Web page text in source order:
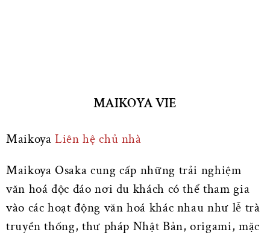
MAIKOYA VIE
MaikoyaLiên hệ chủ nhà
Maikoya Osaka cung cấp những trải nghiệm
văn hoá độc đáo nơi du khách có thể tham gia
vào các hoạt động văn hoá khác nhau như lễ trà
truyền thống, thư pháp Nhật Bản, origami, mặc